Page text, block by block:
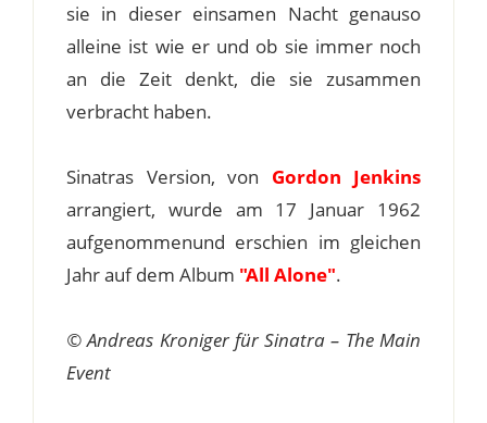
sie in dieser einsamen Nacht genauso
alleine ist wie er und ob sie immer noch
an die Zeit denkt, die sie zusammen
verbracht haben.
Sinatras Version, von Gordon Jenkins
arrangiert, wurde am 17 Januar 1962
aufgenommenund erschien im gleichen
Jahr auf dem Album "All Alone".
© Andreas Kroniger für Sinatra – The Main
Event